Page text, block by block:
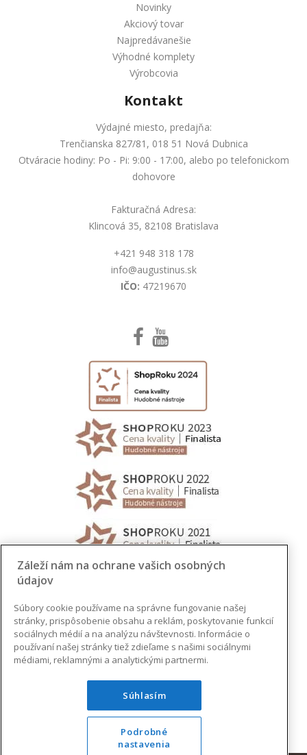
Novinky
Akciový tovar
Najpredávanešie
Výhodné komplety
Výrobcovia
Kontakt
Výdajné miesto, predajňa:
Trenčianska 827/81, 018 51 Nová Dubnica
Otváracie hodiny: Po - Pi: 9:00 - 17:00, alebo po telefonickom
dohovore
Fakturačná Adresa:
Klincová 35, 82108 Bratislava
+421 948 318 178
info@augustinus.sk
IČO: 47219670
Záleží nám na ochrane vašich osobných
údajov
Súbory cookie používame na správne fungovanie našej
stránky, prispôsobenie obsahu a reklám, poskytovanie funkcií
sociálnych médií a na analýzu návštevnosti. Informácie o
používaní našej stránky tiež zdieľame s našimi sociálnymi
médiami, reklamnými a analytickými partnermi.
Súhlasím
Podrobné
nastavenia